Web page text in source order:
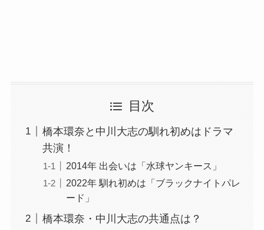
目次
橋本環奈と中川大志の馴れ初めはドラマ
共演！
2014年 出会いは「水球ヤンキース」
2022年 馴れ初めは「ブラックナイトパレ
ード」
橋本環奈・中川大志の共通点は？